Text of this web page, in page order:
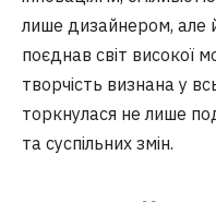
лише дизайнером, але
поєднав світ високої
творчість визнана у
торкнулася не лише
та суспільних змін.